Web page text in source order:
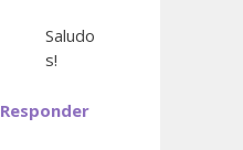
Saludo
s!
Responder